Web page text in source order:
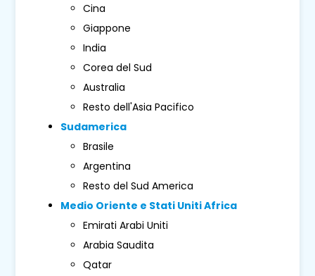
Cina
Giappone
India
Corea del Sud
Australia
Resto dell'Asia Pacifico
Sudamerica
Brasile
Argentina
Resto del Sud America
Medio Oriente e Stati Uniti Africa
Emirati Arabi Uniti
Arabia Saudita
Qatar